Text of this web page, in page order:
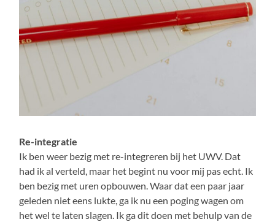
Re-integratie
Ik ben weer bezig met re-integreren bij het UWV. Dat
had ik al verteld, maar het begint nu voor mij pas echt. Ik
ben bezig met uren opbouwen. Waar dat een paar jaar
geleden niet eens lukte, ga ik nu een poging wagen om
het wel te laten slagen. Ik ga dit doen met behulp van de